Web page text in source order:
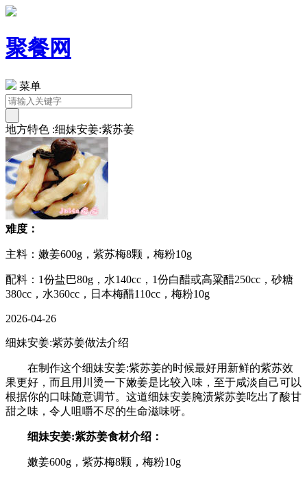
聚餐网
菜单
地方特色 :细妹安姜:紫苏姜
难度：
主料：嫩姜600g，紫苏梅8颗，梅粉10g
配料：1份盐巴80g，水140cc，1份白醋或高粱醋250cc，砂糖
380cc，水360cc，日本梅醋110cc，梅粉10g
2026-04-26
细妹安姜:紫苏姜做法介绍
在制作这个细妹安姜:紫苏姜的时候最好用新鲜的紫苏效
果更好，而且用川烫一下嫩姜是比较入味，至于咸淡自己可以
根据你的口味随意调节。这道细妹安姜腌渍紫苏姜吃出了酸甘
甜之味，令人咀嚼不尽的生命滋味呀。
细妹安姜:紫苏姜食材介绍：
嫩姜600g，紫苏梅8颗，梅粉10g